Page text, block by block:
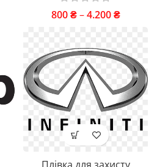
800₴ – 4.200₴